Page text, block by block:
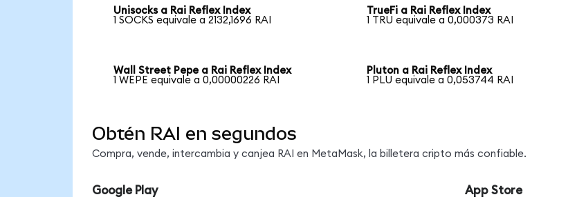
Unisocks a Rai Reflex Index
1 SOCKS equivale a 2132,1696 RAI
TrueFi a Rai Reflex Index
1 TRU equivale a 0,000373 RAI
Wall Street Pepe a Rai Reflex Index
1 WEPE equivale a 0,00000226 RAI
Pluton a Rai Reflex Index
1 PLU equivale a 0,053744 RAI
Obtén RAI en segundos
Compra, vende, intercambia y canjea RAI en MetaMask, la billetera cripto más confiable.
Google Play App Store